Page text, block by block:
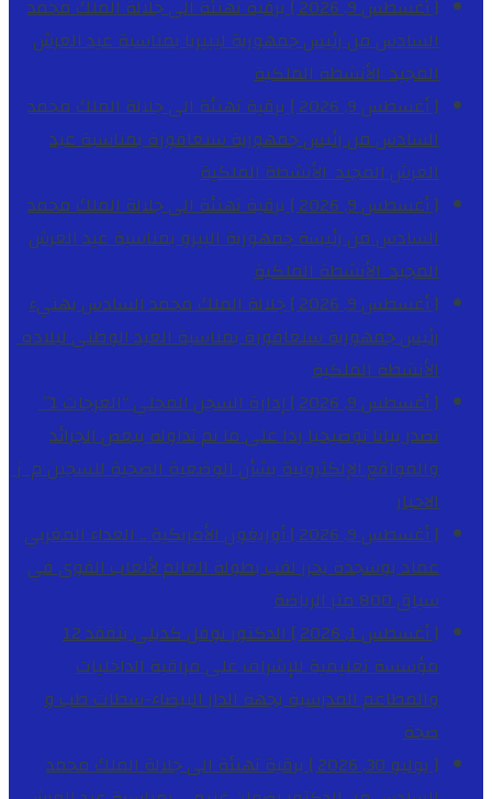
[ أغسطس 9, 2026 ]
برقية تهنئة الى جلالة الملك محمد
السادس من رئيس جمهورية ليبيريا بمناسبة عيد العرش
المجيدالأنشطة الملكية
[ أغسطس 9, 2026 ]
برقية تهنئة الى جلالة الملك محمد
السادس من رئيس جمهورية سنغافورة بمناسبة عيد
العرش المجيدالأنشطة الملكية
[ أغسطس 9, 2026 ]
برقية تهنئة الى جلالة الملك محمد
السادس من رئيسة جمهورية البيرو بمناسبة عيد العرش
المجيدالأنشطة الملكية
[ أغسطس 9, 2026 ]
جلالة الملك محمد السادس يهنيء
رئيس جمهورية سنغافورة بمناسبة العيد الوطني لبلاده
الأنشطة الملكية
[ أغسطس 9, 2026 ]
إدارة السجن المحلي “العرجات 1”
تصدر بيانا توضيحيا ردا على ما تم تداوله ببعض الجرائد
والمواقع الإلكترونية بشأن الوضعية الصحية للسجين م ز
الاخبار
[ أغسطس 9, 2026 ]
أوريغون الأمريكية .. العداء المغربي
عماد بوشجدة يحرز لقب بطولة العالم لألعاب القوى في
سباق 800 متر
الرياضة
[ أغسطس 1, 2026 ]
الدكتور نوفل كديلي يتفقد 12
مؤسسة تعليمية للإشراف على مراقبة الداخليات
والمطاعم المدرسية بجهة الدار البيضاء-سطاتطب و
صحة
[ يوليو 30, 2026 ]
برقية تهنئة الى جلالة الملك محمد